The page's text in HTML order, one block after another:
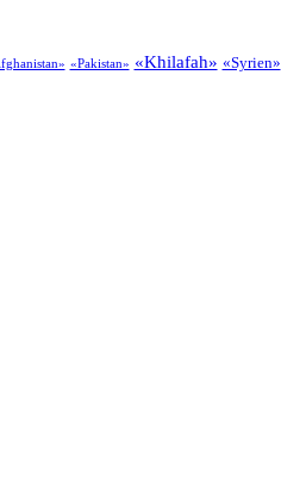
«Pakistan» «Khilafah» «Syrien»